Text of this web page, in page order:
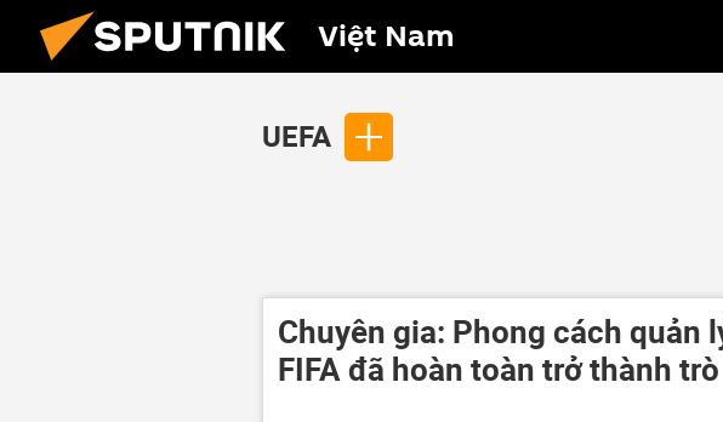
Việt Nam
UEFA
Chuyên gia: Phong cách quản
FIFA đã hoàn toàn trở thành